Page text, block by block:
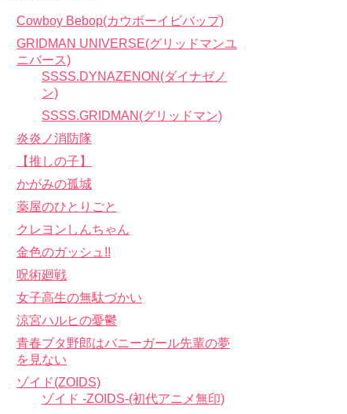
Cowboy Bebop(カウボーイビバップ)
GRIDMAN UNIVERSE(グリッドマンユ
ニバース)
SSSS.DYNAZENON(ダイナゼノ
ン)
SSSS.GRIDMAN(グリッドマン)
炎炎ノ消防隊
【推しの子】
かがみの孤城
薬屋のひとりごと
クレヨンしんちゃん
金色のガッシュ!!
呪術廻戦
女子高生の無駄づかい
涼宮ハルヒの憂鬱
青春ブタ野郎はバニーガール先輩の夢
を見ない
ゾイド(ZOIDS)
ゾイド -ZOIDS-(初代アニメ無印)